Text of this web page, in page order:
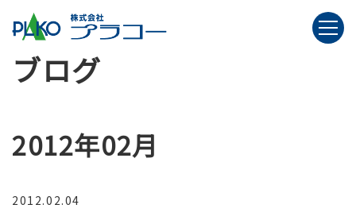
ブログ
2012年02月
2012.02.04